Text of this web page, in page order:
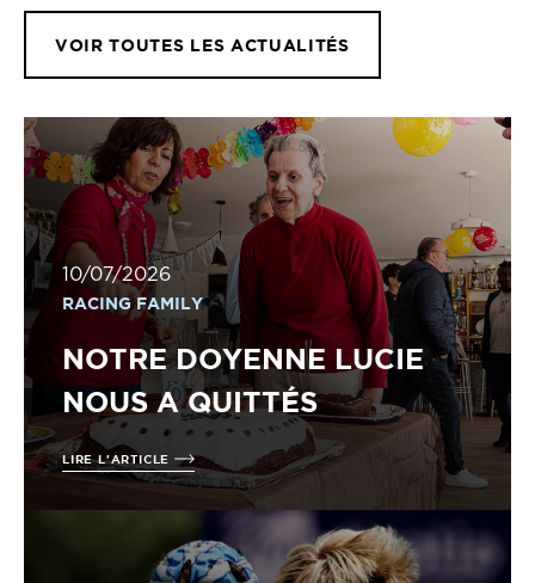
VOIR TOUTES LES ACTUALITÉS
10/07/2026
RACING FAMILY
NOTRE DOYENNE LUCIE
NOUS A QUITTÉS
LIRE L'ARTICLE